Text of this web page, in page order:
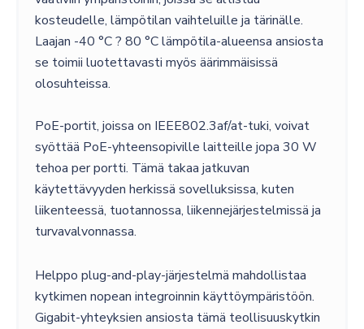
kosteudelle, lämpötilan vaihteluille ja tärinälle.
Laajan -40 °C ? 80 °C lämpötila-alueensa ansiosta
se toimii luotettavasti myös äärimmäisissä
olosuhteissa.
PoE-portit, joissa on IEEE802.3af/at-tuki, voivat
syöttää PoE-yhteensopiville laitteille jopa 30 W
tehoa per portti. Tämä takaa jatkuvan
käytettävyyden herkissä sovelluksissa, kuten
liikenteessä, tuotannossa, liikennejärjestelmissä ja
turvavalvonnassa.
Helppo plug-and-play-järjestelmä mahdollistaa
kytkimen nopean integroinnin käyttöympäristöön.
Gigabit-yhteyksien ansiosta tämä teollisuuskytkin